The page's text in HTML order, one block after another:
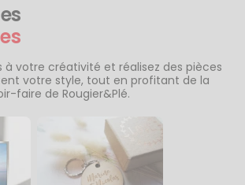
à votre créativité et réalisez des pièces
votre style, tout en profitant de la
faire de Rougier&Plé.